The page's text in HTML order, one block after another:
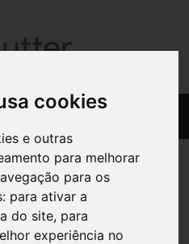
cookies
e outras
para melhorar
para os
para ativar a
do site, para
experiência no